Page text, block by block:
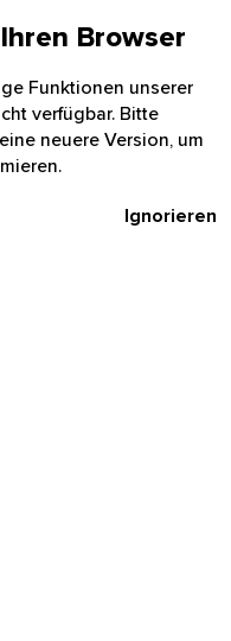
Browser
Funktionen unserer
verfügbar. Bitte
neuere Version, um
Ignorieren